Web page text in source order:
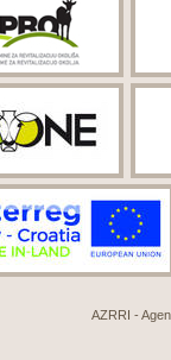
AZRRI -